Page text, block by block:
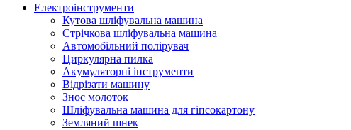
Електроінструменти
Кутова шліфувальна машина
Стрічкова шліфувальна машина
Автомобільний полірувач
Циркулярна пилка
Акумуляторні інструменти
Відрізати машину
Знос молоток
Шліфувальна машина для гіпсокартону
Земляний шнек